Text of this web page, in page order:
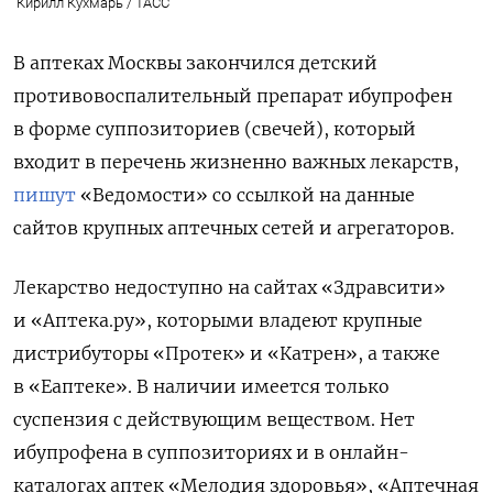
В аптеках Москвы закончился детский
противовоспалительный препарат ибупрофен
в форме суппозиториев (свечей), который
входит в перечень жизненно важных лекарств,
пишут «Ведомости» со ссылкой на данные
сайтов крупных аптечных сетей и агрегаторов.
Лекарство недоступно на сайтах «Здравсити»
и «Аптека.ру», которыми владеют крупные
дистрибуторы «Протек» и «Катрен», а также
в «Еаптеке». В наличии имеется только
суспензия с действующим веществом. Нет
ибупрофена в суппозиториях и в онлайн-
каталогах аптек «Мелодия здоровья», «Аптечная